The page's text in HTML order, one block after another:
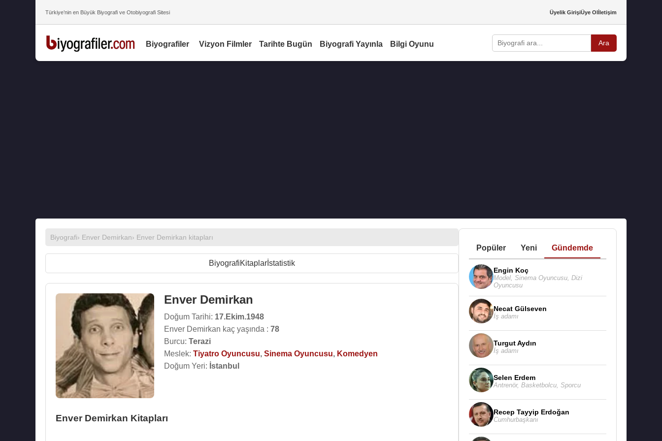
Türkiye’nin en Büyük Biyografi ve Otobiyografi Sitesi Üyelik GirişiÜye Olİletişim
Biyografiler Vizyon Filmler Tarihte Bugün Biyografi Yayınla Bilgi Oyunu Ara
Biyografi› Enver Demirkan› Enver Demirkan kitapları
BiyografiKitaplarİstatistik
Enver Demirkan
Doğum Tarihi: 17.Ekim.1948
Enver Demirkan kaç yaşında : 78
Burcu: Terazi
Meslek: Tiyatro Oyuncusu, Sinema Oyuncusu, Komedyen
Doğum Yeri: İstanbul
Enver Demirkan Kitapları
Popüler Yeni Gündemde
Engin Koç
Model, Sinema Oyuncusu, Dizi
Oyuncusu
Necat Gülseven
İş adamı
Turgut Aydın
İş adamı
Selen Erdem
Antrenör, Basketbolcu, Sporcu
Recep Tayyip Erdoğan
Cumhurbaşkanı